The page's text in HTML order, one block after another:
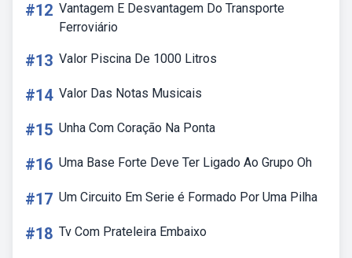
#12 Vantagem E Desvantagem Do Transporte
Ferroviário
#13 Valor Piscina De 1000 Litros
#14 Valor Das Notas Musicais
#15 Unha Com Coração Na Ponta
#16 Uma Base Forte Deve Ter Ligado Ao Grupo Oh
#17 Um Circuito Em Serie é Formado Por Uma Pilha
#18 Tv Com Prateleira Embaixo